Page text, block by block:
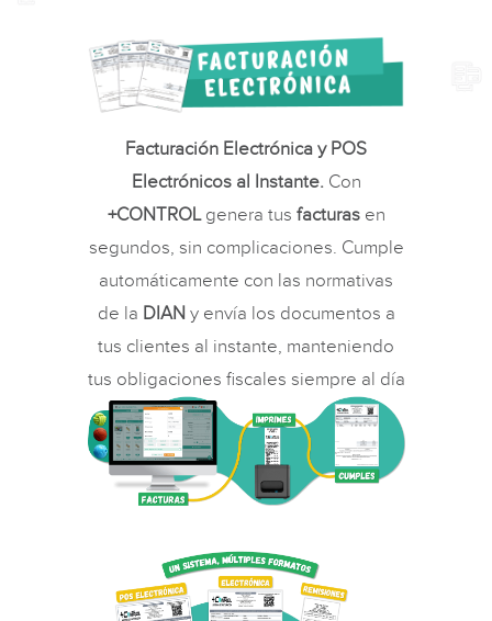
Facturación Electrónica y POS
Electrónicos al Instante.Con
+CONTROLgenera tus facturasen
segundos, sin complicaciones. Cumple
automáticamente con las normativas
de la DIAN y envía los documentos a
tus clientes al instante, manteniendo
tus obligaciones fiscales siempre al día